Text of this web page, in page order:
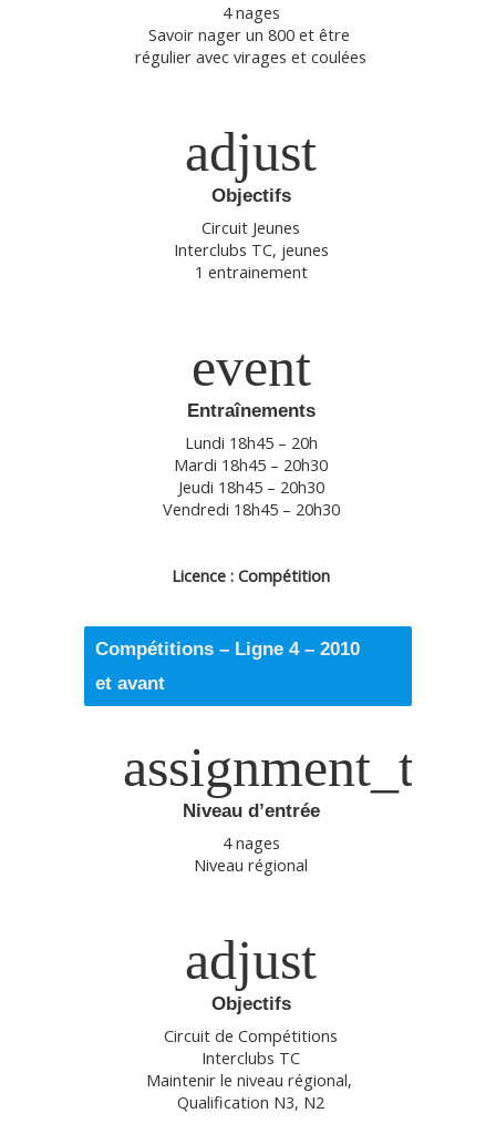
4 nages
Savoir nager un 800 et être
régulier avec virages et coulées
adjust
Objectifs
Circuit Jeunes
Interclubs TC, jeunes
1 entrainement
event
Entraînements
Lundi 18h45 – 20h
Mardi 18h45 – 20h30
Jeudi 18h45 – 20h30
Vendredi 18h45 – 20h30
Licence : Compétition
Compétitions – Ligne 4 – 2010
et avant
Niveau d’entrée
4 nages
Niveau régional
adjust
Objectifs
Circuit de Compétitions
Interclubs TC
Maintenir le niveau régional,
Qualification N3, N2